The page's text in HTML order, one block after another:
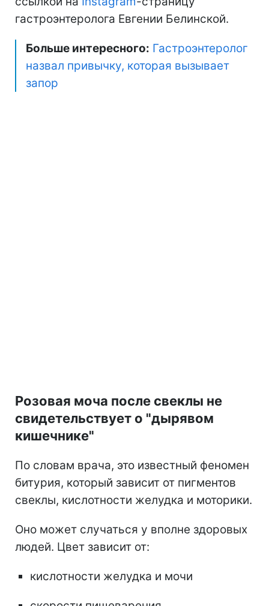
гастроэнтеролога Евгении Белинской.
Больше интересного: Гастроэнтеролог
назвал привычку, которая вызывает
запор
Розовая моча после свеклы не
свидетельствует о "дырявом
кишечнике"
По словам врача, это известный феномен
битурия, который зависит от пигментов
свеклы, кислотности желудка и моторики.
Оно может случаться у вполне здоровых
людей. Цвет зависит от:
кислотности желудка и мочи